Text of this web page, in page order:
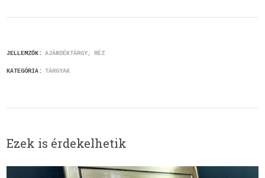
JELLEMZŐK: AJÁNDÉKTÁRGY RÉZ
KATEGÓRIA: TÁRGYAK
Ezek is érdekelhetik